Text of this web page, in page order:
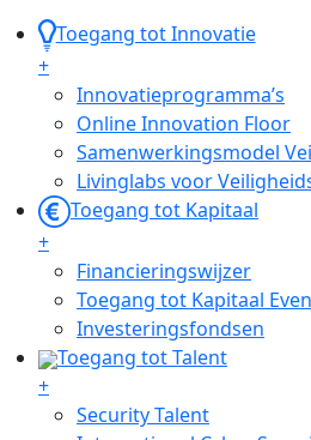
Toegang tot Innovatie
+
Innovatieprogramma’s
Online Innovation Floor
Samenwerkingsmodel
Livinglabs voor
Toegang tot Kapitaal
+
Financieringswijzer
Toegang tot Kapitaal
Investeringsfondsen
Toegang tot Talent
+
Security Talent